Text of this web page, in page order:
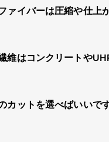
ァイバーは圧縮や仕上
維はコンクリートや
カットを選べばいいで